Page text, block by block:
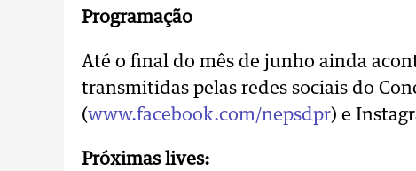
Programação
Até o final do mês de junho ainda
transmitidas pelas redes sociais do
(www.facebook.com/nepsdpr) e
Próximas lives: